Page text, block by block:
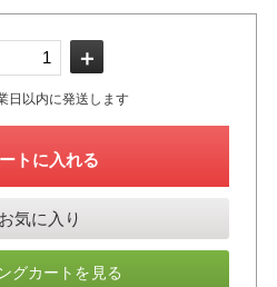
＋
日以内に発送します
トに入れる
お気に入り
グカートを見る